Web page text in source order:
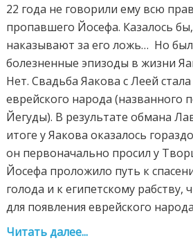
22 года не говорили ему всю
пропавшего Йосефа. Казалось
наказывают за его ложь… Но
болезненные эпизоды в жизни
Нет. Свадьба Яакова с Леей
еврейского народа (названного
Йегуды). В результате обмана
итоге у Яакова оказалось
он первоначально просил у
Йосефа проложило путь к
голода и к египетскому
для появления еврейского
Читать далее...